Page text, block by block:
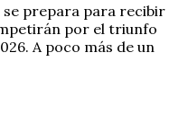
se prepara para recibir
por el triunfo
A poco más de un